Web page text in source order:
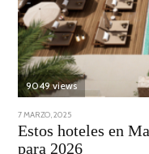
9049 views
POSTED
ON
7 MARZO, 2025
ABRIL,
2025
Estos hoteles en
para 2026